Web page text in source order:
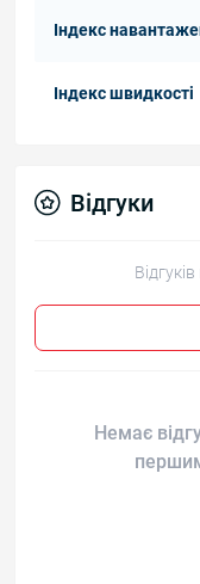
Індекс
Індекс швидкості
Відгуки
Немає